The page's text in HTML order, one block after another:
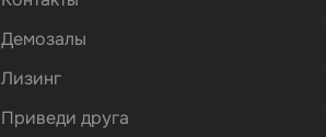
Демозалы
Лизинг
Приведи друга